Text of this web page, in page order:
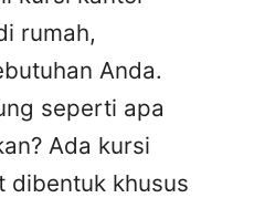
rumah,
Anda.
seperti apa
Ada kursi
dibentuk khusus